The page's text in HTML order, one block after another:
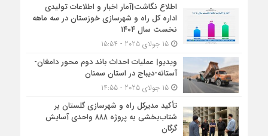
اطلاع نگاشت|آمار اخبار و اطلاعات تولیدی
اداره کل راه و شهرسازی خوزستان در سه ماهه
نخست سال ۱۴۰۴
15 جولای 2025 - 15:54
ویدیو| عملیات احداث باند دوم محور دامغان-
آستانه-دیباج در استان سمنان
15 جولای 2025 - 14:55
تأکید مدیرکل راه و شهرسازی گلستان بر
شتاب‌بخشی به پروژه ۸۸۸ واحدی آسایش
گرگان